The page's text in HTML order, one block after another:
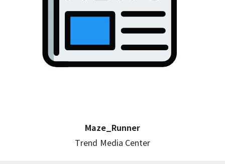
Maze_Runner
Trend Media Center